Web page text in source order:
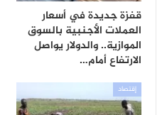
قفزة جديدة في أسعار
العملات الأجنبية بالسوق
الموازية.. والدولار يواصل
الارتفاع أمام…
إقتصاد